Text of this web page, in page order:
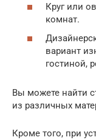
Круг или
комнат.
вариант
гостиной,
Вы можете найти
из различных
Кроме того, при